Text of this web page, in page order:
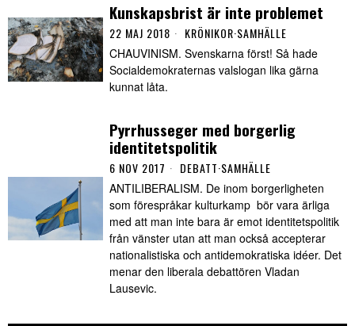
Kunskapsbrist är inte problemet
22 MAJ 2018 KRÖNIKOR·SAMHÄLLE
CHAUVINISM. Svenskarna först! Så hade
Socialdemokraternas valslogan lika gärna
kunnat låta.
Pyrrhusseger med borgerlig
identitetspolitik
6 NOV 2017 DEBATT·SAMHÄLLE
ANTILIBERALISM. De inom borgerligheten
som förespråkar kulturkamp bör vara ärliga
med att man inte bara är emot identitetspolitik
från vänster utan att man också accepterar
nationalistiska och antidemokratiska idéer. Det
menar den liberala debattören Vladan
Lausevic.